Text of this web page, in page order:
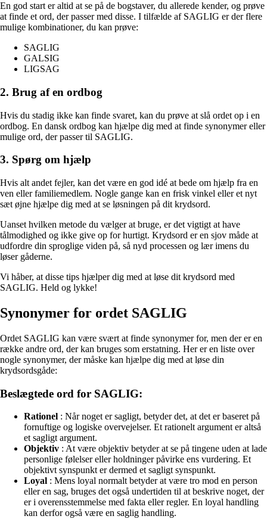
En god start er altid at se på de bogstaver, du allerede kender, og prøve
at finde et ord, der passer med disse. I tilfælde af SAGLIG er der flere
mulige kombinationer, du kan prøve:
SAGLIG
GALSIG
LIGSAG
2. Brug af en ordbog
Hvis du stadig ikke kan finde svaret, kan du prøve at slå ordet op i en
ordbog. En dansk ordbog kan hjælpe dig med at finde synonymer eller
mulige ord, der passer til SAGLIG.
3. Spørg om hjælp
Hvis alt andet fejler, kan det være en god idé at bede om hjælp fra en
ven eller familiemedlem. Nogle gange kan en frisk vinkel eller et nyt
sæt øjne hjælpe dig med at se løsningen på dit krydsord.
Uanset hvilken metode du vælger at bruge, er det vigtigt at have
tålmodighed og ikke give op for hurtigt. Krydsord er en sjov måde at
udfordre din sproglige viden på, så nyd processen og lær imens du
løser gåderne.
Vi håber, at disse tips hjælper dig med at løse dit krydsord med
SAGLIG. Held og lykke!
Synonymer for ordet SAGLIG
Ordet SAGLIG kan være svært at finde synonymer for, men der er en
række andre ord, der kan bruges som erstatning. Her er en liste over
nogle synonymer, der måske kan hjælpe dig med at løse din
krydsordsgåde:
Beslægtede ord for SAGLIG:
Rationel : Når noget er sagligt, betyder det, at det er baseret på
fornuftige og logiske overvejelser. Et rationelt argument er altså
et sagligt argument.
Objektiv : At være objektiv betyder at se på tingene uden at lade
personlige følelser eller holdninger påvirke ens vurdering. Et
objektivt synspunkt er dermed et sagligt synspunkt.
Loyal : Mens loyal normalt betyder at være tro mod en person
eller en sag, bruges det også undertiden til at beskrive noget, der
er i overensstemmelse med fakta eller regler. En loyal handling
kan derfor også være en saglig handling.